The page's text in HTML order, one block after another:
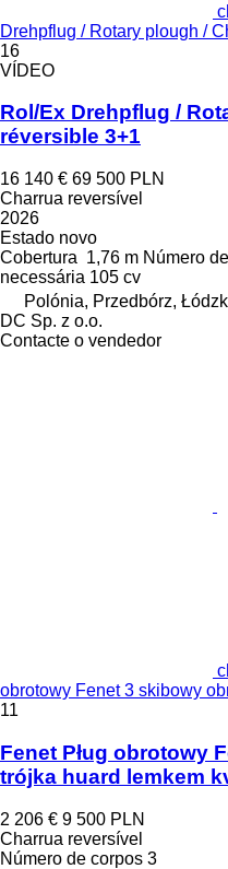
Drehpflug / Rotary plough /
16
VÍDEO
Rol/Ex Drehpflug /
réversible 3+1
16 140 € 69 500 PLN
Charrua reversível
2026
Estado novo
Cobertura 1,76 m Número
necessária 105 cv
Polónia, Przedbórz,
DC Sp. z o.o.
Contacte o vendedor
obrotowy Fenet 3 skibowy
11
Fenet Pług obrotowy
trójka huard lemkem
2 206 € 9 500 PLN
Charrua reversível
Número de corpos 3